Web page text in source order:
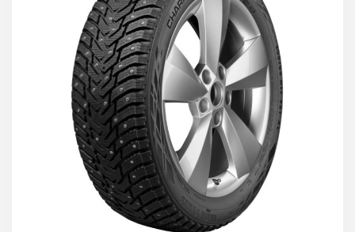
Ikon Character Ice 8 (Nordman 8) 205/50 R17
93T
205/50 R17 93T